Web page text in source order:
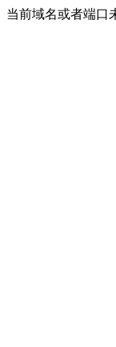
当前域名或者端口